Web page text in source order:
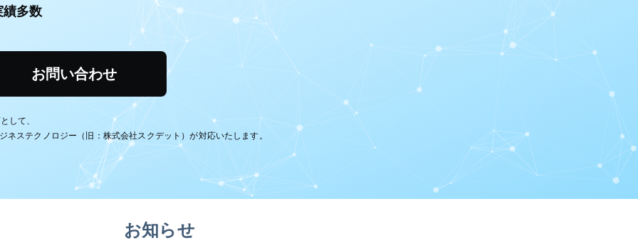
多数
お問い合わせ
して、
ステクノロジー（旧：株式会社スクデット）が対応いたします。
お知らせ